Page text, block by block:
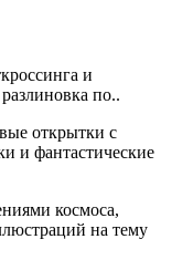
и
по..
открытки с
и фантастические
космоса,
на тему